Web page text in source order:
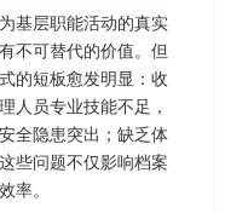
基层职能活动的真实
不可替代的价值。但
的短板愈发明显：收
人员专业技能不足，
全隐患突出；缺乏体
些问题不仅影响档案
率。